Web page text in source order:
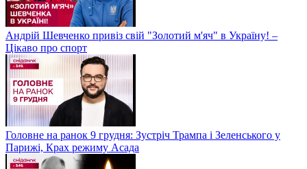
Андрій Шевченко привіз свій "Золотий м'яч" в Україну! –
Цікаво про спорт
Головне на ранок 9 грудня: Зустріч Трампа і Зеленського у
Парижі, Крах режиму Асада